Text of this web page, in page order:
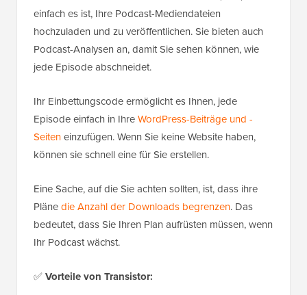
einfach es ist, Ihre Podcast-Mediendateien
hochzuladen und zu veröffentlichen. Sie bieten auch
Podcast-Analysen an, damit Sie sehen können, wie
jede Episode abschneidet.
Ihr Einbettungscode ermöglicht es Ihnen, jede
Episode einfach in IhreWordPress-Beiträge und -
Seiteneinzufügen. Wenn Sie keine Website haben,
können sie schnell eine für Sie erstellen.
Eine Sache, auf die Sie achten sollten, ist, dass ihre
Plänedie Anzahl der Downloads begrenzen. Das
bedeutet, dass Sie Ihren Plan aufrüsten müssen, wenn
Ihr Podcast wächst.
✅Vorteile von Transistor: